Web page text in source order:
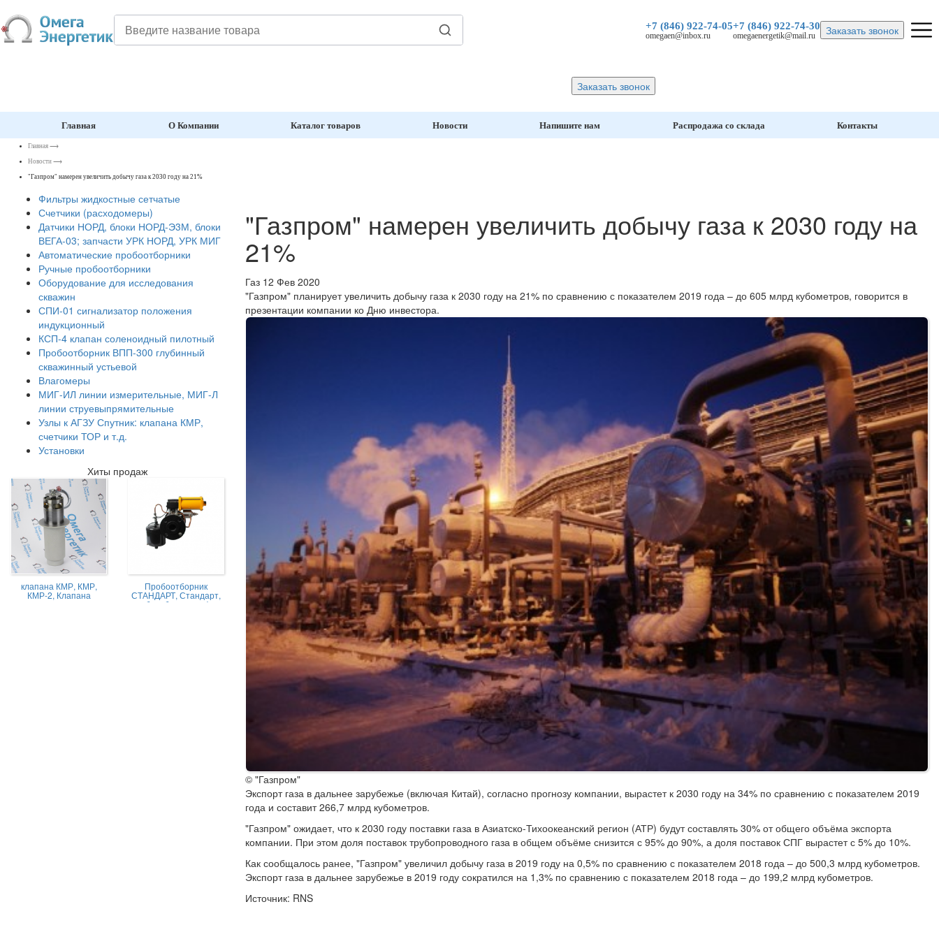
+7 (846) 922-74-05
omegaen@inbox.ru
+7 (846) 922-74-30
omegaenergetik@mail.ru Заказать звонок
Заказать звонок
Главная О Компании Каталог товаров Новости Напишите нам Распродажа со склада Контакты
Главная ⟶
Новости ⟶
"Газпром" намерен увеличить добычу газа к 2030 году на 21%
"Газпром" намерен увеличить добычу газа к 2030 году на
21%
Газ 12 Фев 2020
"Газпром" планирует увеличить добычу газа к 2030 году на 21% по сравнению с показателем 2019 года – до 605 млрд кубометров, говорится в
презентации компании ко Дню инвестора.
© "Газпром"
Экспорт газа в дальнее зарубежье (включая Китай), согласно прогнозу компании, вырастет к 2030 году на 34% по сравнению с показателем 2019
года и составит 266,7 млрд кубометров.
"Газпром" ожидает, что к 2030 году поставки газа в Азиатско-Тихоокеанский регион (АТР) будут составлять 30% от общего объёма экспорта
компании. При этом доля поставок трубопроводного газа в общем объёме снизится с 95% до 90%, а доля поставок СПГ вырастет с 5% до 10%.
Как сообщалось ранее, "Газпром" увеличил добычу газа в 2019 году на 0,5% по сравнению с показателем 2018 года – до 500,3 млрд кубометров.
Экспорт газа в дальнее зарубежье в 2019 году сократился на 1,3% по сравнению с показателем 2018 года – до 199,2 млрд кубометров.
Источник: RNS
Фильтры жидкостные сетчатые
Счетчики (расходомеры)
Датчики НОРД, блоки НОРД-Э3М, блоки
ВЕГА-03; запчасти УРК НОРД, УРК МИГ
Автоматические пробоотборники
Ручные пробоотборники
Оборудование для исследования
скважин
СПИ-01 сигнализатор положения
индукционный
КСП-4 клапан соленоидный пилотный
Пробоотборник ВПП-300 глубинный
скважинный устьевой
Влагомеры
МИГ-ИЛ линии измерительные, МИГ-Л
линии струевыпрямительные
Узлы к АГЗУ Спутник: клапана КМР,
счетчики ТОР и т.д.
Установки
Хиты продаж
клапана КМР, КМР,
КМР-2, Клапана
магниторегулируемые
Пробоотборник
СТАНДАРТ, Стандарт,
пробоотборник нефти,